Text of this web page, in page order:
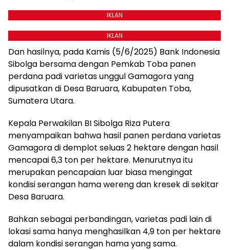
IKLAN
IKLAN
Dan hasilnya, pada Kamis (5/6/2025) Bank Indonesia
Sibolga bersama dengan Pemkab Toba panen
perdana padi varietas unggul Gamagora yang
dipusatkan di Desa Baruara, Kabupaten Toba,
Sumatera Utara.
Kepala Perwakilan BI Sibolga Riza Putera
menyampaikan bahwa hasil panen perdana varietas
Gamagora di demplot seluas 2 hektare dengan hasil
mencapai 6,3 ton per hektare. Menurutnya itu
merupakan pencapaian luar biasa mengingat
kondisi serangan hama wereng dan kresek di sekitar
Desa Baruara.
Bahkan sebagai perbandingan, varietas padi lain di
lokasi sama hanya menghasilkan 4,9 ton per hektare
dalam kondisi serangan hama yang sama.